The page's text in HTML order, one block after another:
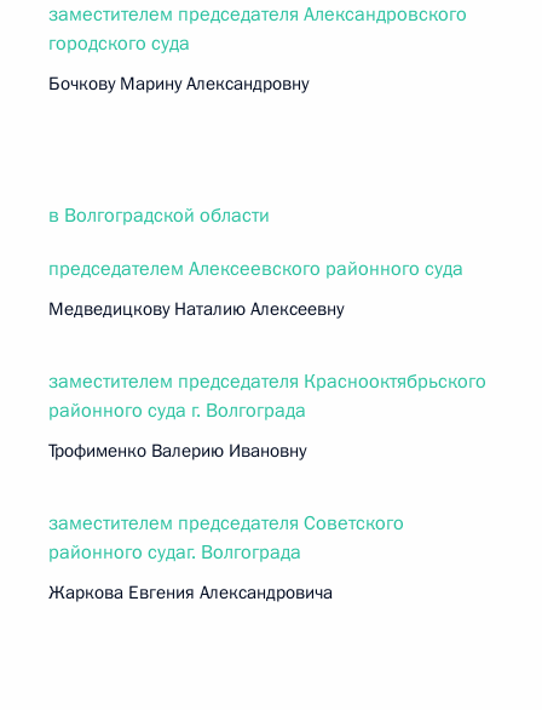
заместителем председателя Александровского
городского суда
Бочкову Марину Александровну
в Волгоградской области
председателем Алексеевского районного суда
Медведицкову Наталию Алексеевну
заместителем председателя Краснооктябрьского
районного суда г. Волгограда
Трофименко Валерию Ивановну
заместителем председателя Советского
районного судаг. Волгограда
Жаркова Евгения Александровича